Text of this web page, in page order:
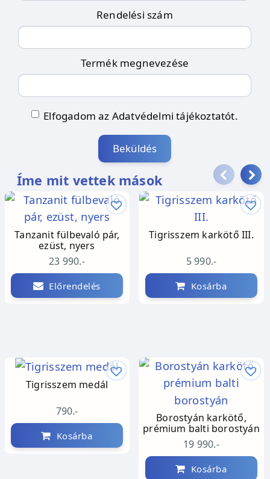
Rendelési szám
Termék megnevezése
Elfogadom az Adatvédelmi tájékoztatót.
Beküldés
Íme mit vettek mások
Tanzanit fülbevaló pár,
ezüst, nyers
23 990.-
Előrendelés
Tigrisszem medál
790.-
Kosárba
Tigrisszem karkötő III.
5 990.-
Kosárba
Borostyán karkötő,
prémium balti borostyán
19 990.-
Kosárba